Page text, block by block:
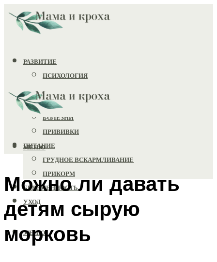
РАЗВИТИЕ
ПСИХОЛОГИЯ
ИГРУШКИ
ЗДОРОВЬЕ
БОЛЕЗНИ
ПРИВИВКИ
ПИТАНИЕ
ГРУДНОЕ ВСКАРМЛИВАНИЕ
ПРИКОРМ
БЕРЕМЕННОСТЬ
УХОД
МЕНЮ
МЕНЮ
Можно ли давать
детям сырую
морковь